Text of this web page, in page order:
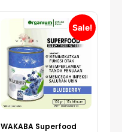
Sale!
WAKABA Superfood